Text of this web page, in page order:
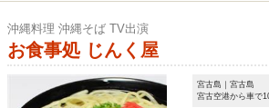
沖縄料理 沖縄そば TV出演
お食事処 じんく屋
宮古島｜宮古島
宮古空港から車で